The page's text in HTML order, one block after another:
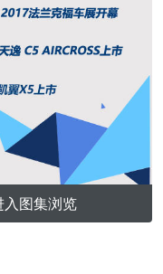
入图集浏览